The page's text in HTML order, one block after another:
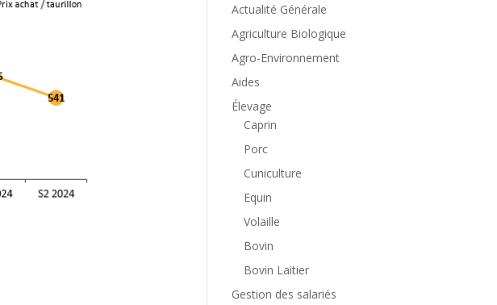
Actualité Générale
Agriculture Biologique
Agro-Environnement
Aides
Élevage
Caprin
Porc
Cuniculture
Equin
Volaille
Bovin
Bovin Laitier
Gestion des salariés